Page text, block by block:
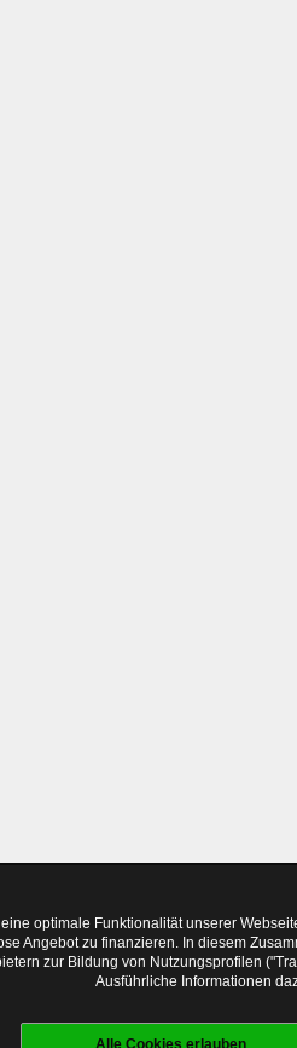
eine optimale Funktionalität unserer
Angebot zu finanzieren. In diesem
zur Bildung von Nutzungsprofilen
Ausführliche Informationen
Alle Cookies erlauben